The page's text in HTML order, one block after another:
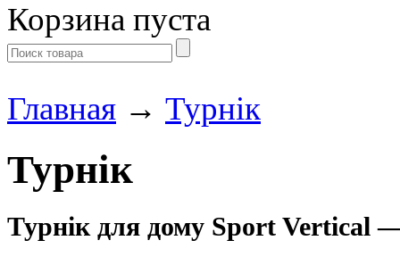
Корзина пуста
Главная → Турнік
Турнік
Турнік для дому Sport Vertical